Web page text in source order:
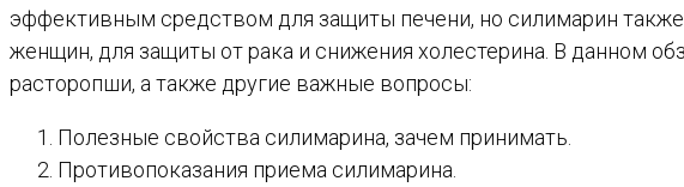
эффективным средством для защиты печени, но силимарин
женщин, для защиты от рака и снижения холестерина. В данном
расторопши, а также другие важные вопросы:
Полезные свойства силимарина, зачем принимать.
Противопоказания приема силимарина.